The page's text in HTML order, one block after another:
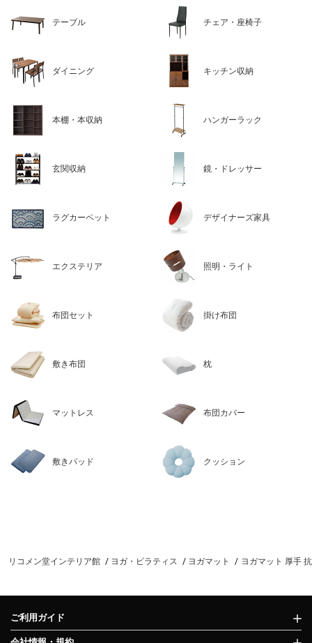
テーブル チェア・座椅子
ダイニング キッチン収納
本棚・本収納 ハンガーラック
玄関収納 鏡・ドレッサー
ラグカーペット デザイナーズ家具
エクステリア 照明・ライト
布団セット 掛け布団
敷き布団 枕
マットレス 布団カバー
敷きパッド クッション
リコメン堂インテリア館 ヨガ・ピラティス ヨガマット ヨガマット 厚手
ご利用ガイド